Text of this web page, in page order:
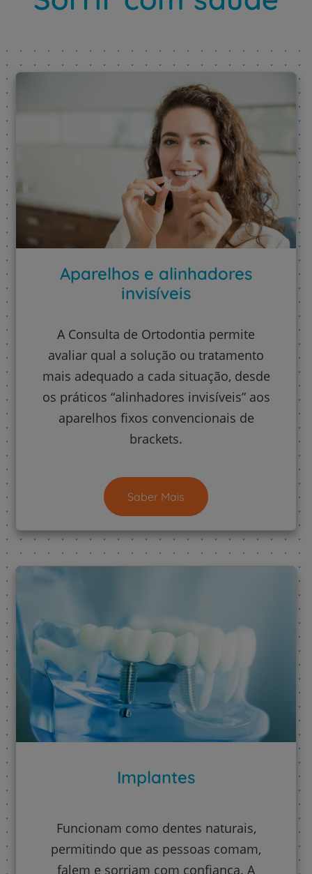
Aparelhos e alinhadores
invisíveis
A Consulta de Ortodontia permite
avaliar qual a solução ou tratamento
mais adequado a cada situação, desde
os práticos “alinhadores invisíveis” aos
aparelhos fixos convencionais de
brackets.
Saber Mais
Implantes
Funcionam como dentes naturais,
permitindo que as pessoas comam,
falem e sorriam com confiança. A